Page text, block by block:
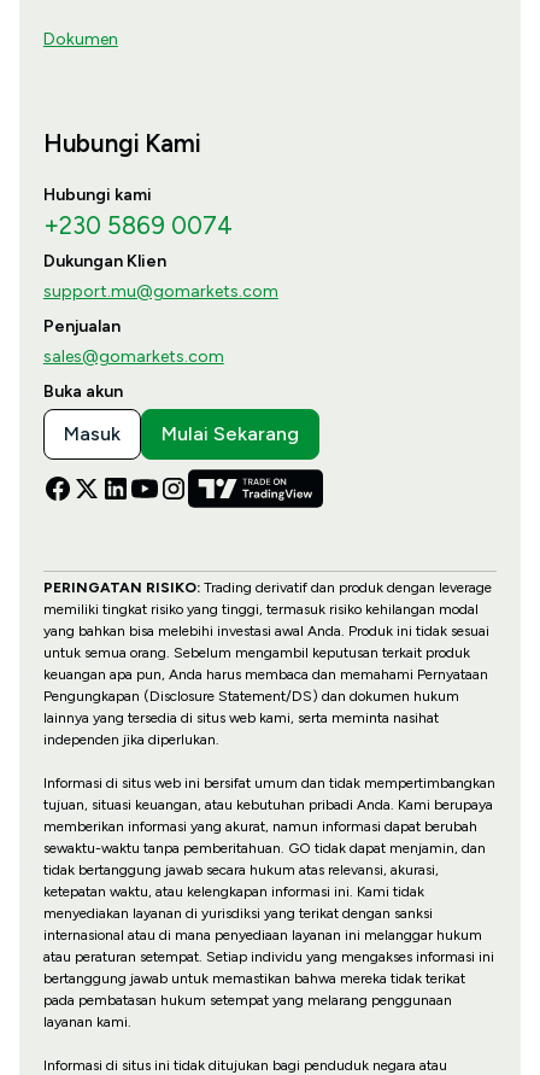
Dokumen
Hubungi Kami
Hubungi kami
+230 5869 0074
Dukungan Klien
support.mu@gomarkets.com
Penjualan
sales@gomarkets.com
Buka akun
Masuk Mulai Sekarang
PERINGATAN RISIKO:Trading derivatif dan produk dengan leverage
memiliki tingkat risiko yang tinggi, termasuk risiko kehilangan modal
yang bahkan bisa melebihi investasi awal Anda. Produk ini tidak sesuai
untuk semua orang. Sebelum mengambil keputusan terkait produk
keuangan apa pun, Anda harus membaca dan memahami Pernyataan
Pengungkapan (Disclosure Statement/DS) dan dokumen hukum
lainnya yang tersedia di situs web kami, serta meminta nasihat
independen jika diperlukan.
Informasi di situs web ini bersifat umum dan tidak mempertimbangkan
tujuan, situasi keuangan, atau kebutuhan pribadi Anda. Kami berupaya
memberikan informasi yang akurat, namun informasi dapat berubah
sewaktu-waktu tanpa pemberitahuan. GO tidak dapat menjamin, dan
tidak bertanggung jawab secara hukum atas relevansi, akurasi,
ketepatan waktu, atau kelengkapan informasi ini. Kami tidak
menyediakan layanan di yurisdiksi yang terikat dengan sanksi
internasional atau di mana penyediaan layanan ini melanggar hukum
atau peraturan setempat. Setiap individu yang mengakses informasi ini
bertanggung jawab untuk memastikan bahwa mereka tidak terikat
pada pembatasan hukum setempat yang melarang penggunaan
layanan kami.
Informasi di situs ini tidak ditujukan bagi penduduk negara atau